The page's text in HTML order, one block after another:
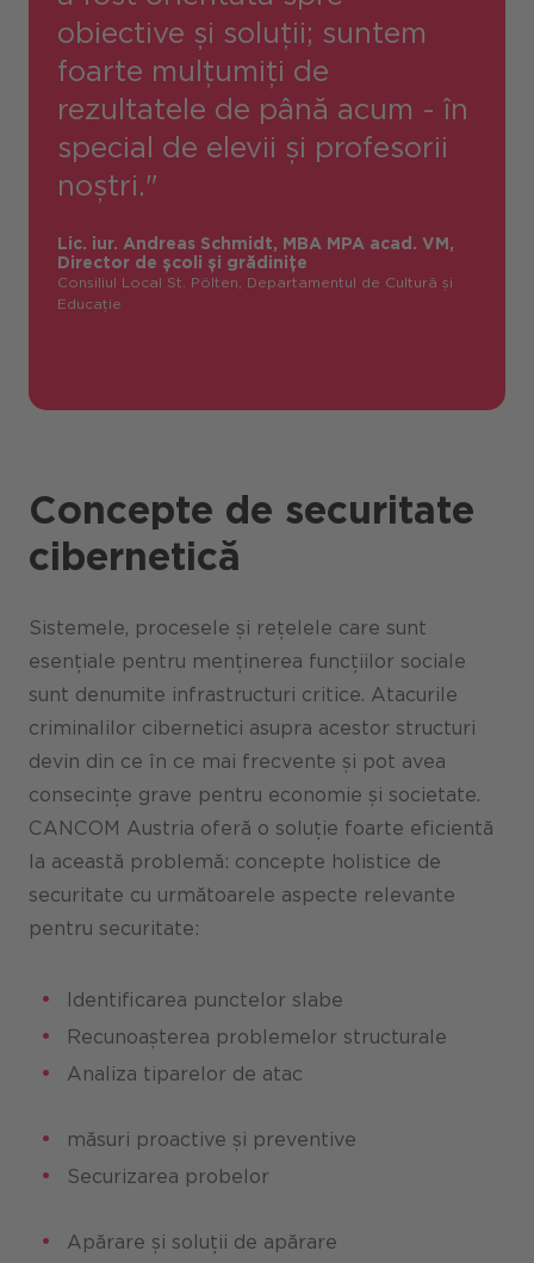
obiective și soluții; suntem
foarte mulțumiți de
rezultatele de până acum - în
special de elevii și profesorii
noștri."
Lic. iur. Andreas Schmidt, MBA MPA acad. VM,
Director de școli și grădinițe
Consiliul Local St. Pölten, Departamentul de Cultură și
Educație
Concepte de securitate
cibernetică
Sistemele, procesele și rețelele care sunt
esențiale pentru menținerea funcțiilor sociale
sunt denumite infrastructuri critice. Atacurile
criminalilor cibernetici asupra acestor structuri
devin din ce în ce mai frecvente și pot avea
consecințe grave pentru economie și societate.
CANCOM Austria oferă o soluție foarte eficientă
la această problemă: concepte holistice de
securitate cu următoarele aspecte relevante
pentru securitate:
Identificarea punctelor slabe
Recunoașterea problemelor structurale
Analiza tiparelor de atac
măsuri proactive și preventive
Securizarea probelor
Apărare și soluții de apărare